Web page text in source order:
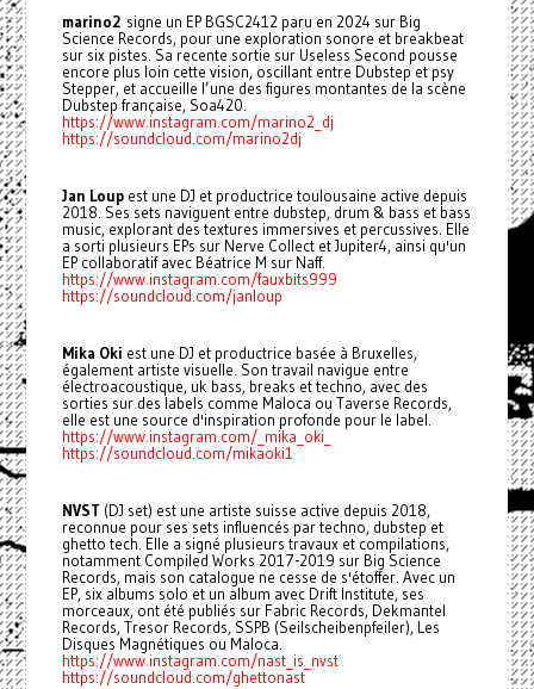
marino2signe un EP BGSC2412 paru en 2024 sur Big
Science Records, pour une exploration sonore et breakbeat
sur six pistes. Sa recente sortie sur Useless Second pousse
encore plus loin cette vision, oscillant entre Dubstep et psy
Stepper, et accueille l’une des figures montantes de la scène
Dubstep française, Soa420.
https://www.instagram.com/marino2_dj
https://soundcloud.com/marino2dj
Jan Loupest une DJ et productrice toulousaine active depuis
2018. Ses sets naviguent entre dubstep, drum & bass et bass
music, explorant des textures immersives et percussives. Elle
a sorti plusieurs EPs sur Nerve Collect et Jupiter4, ainsi qu'un
EP collaboratif avec Béatrice M sur Naff.
https://www.instagram.com/fauxbits999
https://soundcloud.com/janloup
Mika Oki est une DJ et productrice basée à Bruxelles,
également artiste visuelle. Son travail navigue entre
électroacoustique, uk bass, breaks et techno, avec des
sorties sur des labels comme Maloca ou Taverse Records,
elle est une source d'inspiration profonde pour le label.
https://www.instagram.com/_mika_oki_
https://soundcloud.com/mikaoki1
NVST (DJ set) est une artiste suisse active depuis 2018,
reconnue pour ses sets influencés par techno, dubstep et
ghetto tech. Elle a signé plusieurs travaux et compilations,
notamment Compiled Works 2017-2019 sur Big Science
Records, mais son catalogue ne cesse de s'étoffer. Avec un
EP, six albums solo et un album avec Drift Institute, ses
morceaux, ont été publiés sur Fabric Records, Dekmantel
Records, Tresor Records, SSPB (Seilscheibenpfeiler), Les
Disques Magnétiques ou Maloca.
https://www.instagram.com/nast_is_nvst
https://soundcloud.com/ghettonast